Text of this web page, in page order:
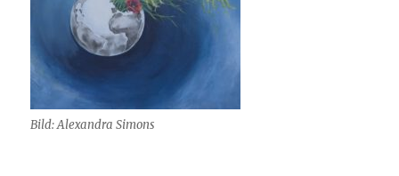
Bild: Alexandra Simons